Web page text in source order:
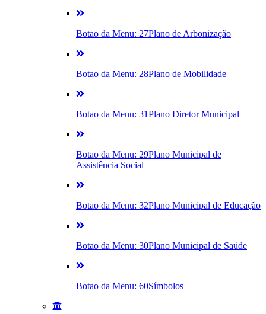
Botao da Menu: 27Plano de Arbonização
Botao da Menu: 28Plano de Mobilidade
Botao da Menu: 31Plano Diretor Municipal
Botao da Menu: 29Plano Municipal de
Assistência Social
Botao da Menu: 32Plano Municipal de Educação
Botao da Menu: 30Plano Municipal de Saúde
Botao da Menu: 60Símbolos